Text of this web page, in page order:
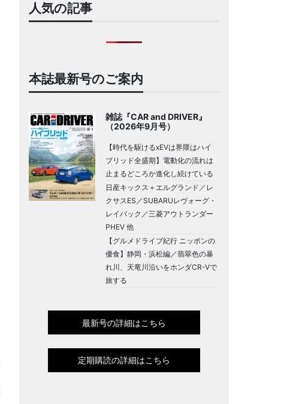
人気の記事
本誌最新号のご案内
雑誌『CAR and DRIVER』
（2026年9月号）
【時代を駆けるxEVは界隈はハイ
ブリッド全盛期】電動化の流れは
止まるどころか進化し続けている
日産キックス＋エルグランド／レ
クサスES／SUBARUレヴォーグ・
レイバック／三菱アウトランダー
PHEV 他
【グルメドライブ紀行 ニッポンの
優食】静岡・浜松編／翡翠色の暴
れ川、天竜川沿いをホンダCR-Vで
旅する
最新号の詳細はこちら
定期購読の詳細はこちら